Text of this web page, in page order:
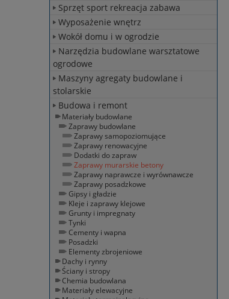
Sprzęt sport rekreacja zabawa
Wyposażenie wnętrz
Wokół domu i w ogrodzie
Narzędzia budowlane warsztatowe
ogrodowe
Maszyny agregaty budowlane i
stolarskie
Budowa i remont
Materiały budowlane
Zaprawy budowlane
Zaprawy samopoziomujące
Zaprawy renowacyjne
Dodatki do zapraw
Zaprawy murarskie betony
Zaprawy naprawcze i wyrównawcze
Zaprawy posadzkowe
Gipsy i gładzie
Kleje i zaprawy klejowe
Grunty i impregnaty
Tynki
Cementy i wapna
Posadzki
Elementy zbrojeniowe
Dachy i rynny
Ściany i stropy
Chemia budowlana
Materiały elewacyjne